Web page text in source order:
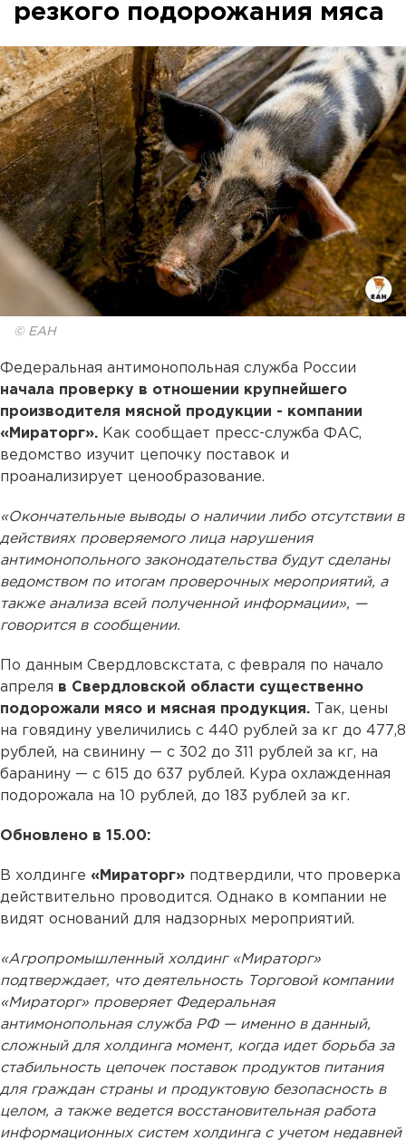
резкого подорожания мяса
© ЕАН
Федеральная антимонопольная служба России
начала проверку в отношении крупнейшего
производителя мясной продукции - компании
«Мираторг». Как сообщает пресс-служба ФАС,
ведомство изучит цепочку поставок и
проанализирует ценообразование.
«Окончательные выводы о наличии либо отсутствии в
действиях проверяемого лица нарушения
антимонопольного законодательства будут сделаны
ведомством по итогам проверочных мероприятий, а
также анализа всей полученной информации», —
говорится в сообщении.
По данным Свердловскстата, с февраля по начало
апреля в Свердловской области существенно
подорожали мясо и мясная продукция. Так, цены
на говядину увеличились с 440 рублей за кг до 477,8
рублей, на свинину — с 302 до 311 рублей за кг, на
баранину — с 615 до 637 рублей. Кура охлажденная
подорожала на 10 рублей, до 183 рублей за кг.
Обновлено в 15.00:
В холдинге «Мираторг» подтвердили, что проверка
действительно проводится. Однако в компании не
видят оснований для надзорных мероприятий.
«Агропромышленный холдинг «Мираторг»
подтверждает, что деятельность Торговой компании
«Мираторг» проверяет Федеральная
антимонопольная служба РФ — именно в данный,
сложный для холдинга момент, когда идет борьба за
стабильность цепочек поставок продуктов питания
для граждан страны и продуктовую безопасность в
целом, а также ведется восстановительная работа
информационных систем холдинга с учетом недавней